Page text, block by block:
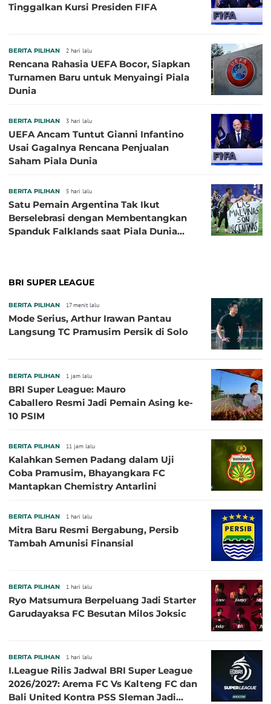
Tinggalkan Kursi Presiden FIFA
BERITA PILIHAN 2 hari lalu
Rencana Rahasia UEFA Bocor, Siapkan
Turnamen Baru untuk Menyaingi Piala
Dunia
BERITA PILIHAN 3 hari lalu
UEFA Ancam Tuntut Gianni Infantino
Usai Gagalnya Rencana Penjualan
Saham Piala Dunia
BERITA PILIHAN 5 hari lalu
Satu Pemain Argentina Tak Ikut
Berselebrasi dengan Membentangkan
Spanduk Falklands saat Piala Dunia
BRI SUPER LEAGUE
BERITA PILIHAN 17 menit lalu
Mode Serius, Arthur Irawan Pantau
Langsung TC Pramusim Persik di Solo
BERITA PILIHAN 1 jam lalu
BRI Super League: Mauro
Caballero Resmi Jadi Pemain Asing ke-
10 PSIM
BERITA PILIHAN 11 jam lalu
Kalahkan Semen Padang dalam Uji
Coba Pramusim, Bhayangkara FC
Mantapkan Chemistry Antarlini
BERITA PILIHAN 1 hari lalu
Mitra Baru Resmi Bergabung, Persib
Tambah Amunisi Finansial
BERITA PILIHAN 1 hari lalu
Ryo Matsumura Berpeluang Jadi Starter
Garudayaksa FC Besutan Milos Joksic
BERITA PILIHAN 1 hari lalu
I.League Rilis Jadwal BRI Super League
2026/2027: Arema FC Vs Kalteng FC dan
Bali United Kontra PSS Sleman Jadi